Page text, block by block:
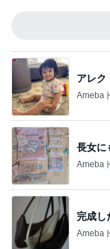
アレク
Ameba
長女に
Ameba
完成し
Ameba